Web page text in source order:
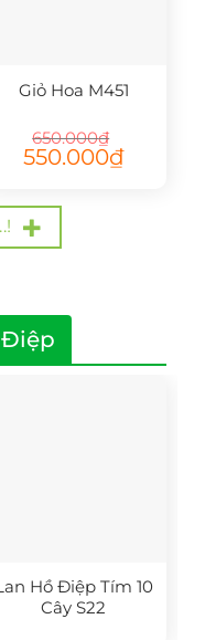
Giỏ Hoa M451
650.000₫
Giá
gốc
550.000₫Giá
Điệp
Hồ Điệp Tím 10
Cây S22